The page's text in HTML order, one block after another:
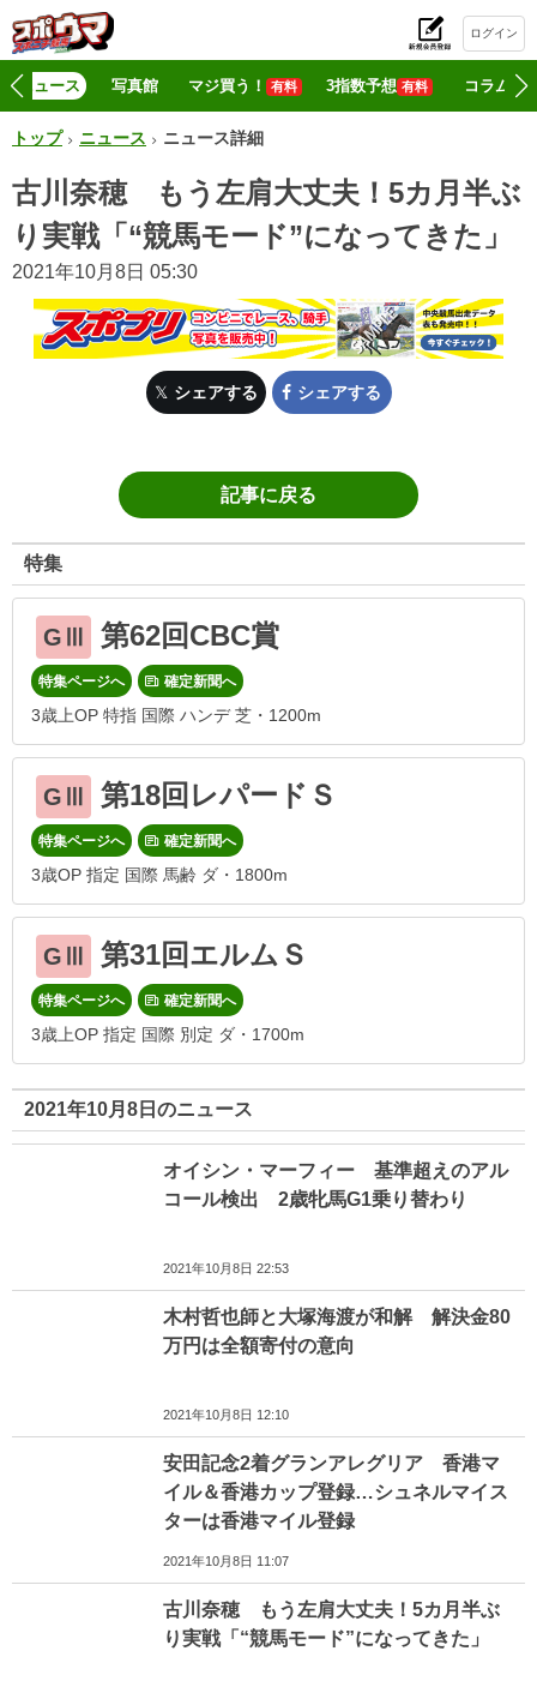
ログイン
ニュース 写真館 マジ買う！ 有料 3指数予想 有料 コラム
トップ ニュース ニュース詳細
古川奈穂 もう左肩大丈夫！5カ月半ぶ
り実戦「“競馬モード”になってきた」
2021年10月8日 05:30
シェアする シェアする
記事に戻る
特集
GⅢ 第62回CBC賞
特集ページへ 確定新聞へ
3歳上OP 特指 国際 ハンデ 芝・1200m
GⅢ 第18回レパードＳ
特集ページへ 確定新聞へ
3歳OP 指定 国際 馬齢 ダ・1800m
GⅢ 第31回エルムＳ
特集ページへ 確定新聞へ
3歳上OP 指定 国際 別定 ダ・1700m
2021年10月8日のニュース
オイシン・マーフィー 基準超えのアル
コール検出 2歳牝馬G1乗り替わり
2021年10月8日 22:53
木村哲也師と大塚海渡が和解 解決金80
万円は全額寄付の意向
2021年10月8日 12:10
安田記念2着グランアレグリア 香港マ
イル＆香港カップ登録…シュネルマイス
ターは香港マイル登録
2021年10月8日 11:07
古川奈穂 もう左肩大丈夫！5カ月半ぶ
り実戦「“競馬モード”になってきた」